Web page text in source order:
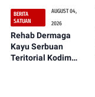
BERITA
SATUAN
AUGUST 04,
2026
Rehab Dermaga
Kayu Serbuan
Teritorial Kodim